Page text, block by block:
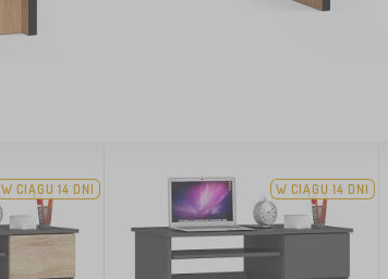
W CIĄGU 14 DNI W CIĄGU 14 DNI